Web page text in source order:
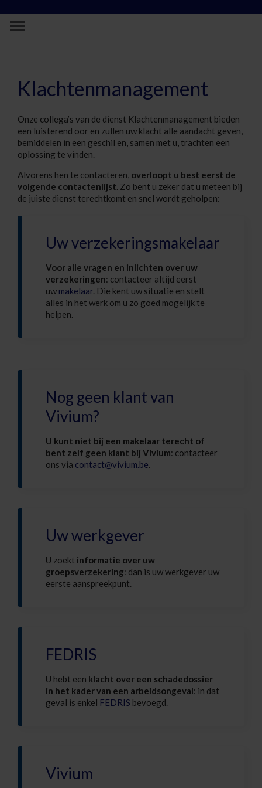
Klachtenmanagement - Vivium
Klachtenmanagement
Onze collega’s van de dienst Klachtenmanagement bieden
een luisterend oor en zullen uw klacht alle aandacht geven,
bemiddelen in een geschil en, samen met u, trachten een
oplossing te vinden.
Alvorens hen te contacteren, overloopt u best eerst de
volgende contactenlijst. Zo bent u zeker dat u meteen bij
de juiste dienst terechtkomt en snel wordt geholpen:
Uw verzekeringsmakelaar
Voor alle vragen en inlichten over uw
verzekeringen: contacteer altijd eerst
uw makelaar. Die kent uw situatie en stelt
alles in het werk om u zo goed mogelijk te
helpen.
Nog geen klant van
Vivium?
U kunt niet bij een makelaar terecht of
bent zelf geen klant bij Vivium: contacteer
ons via contact@vivium.be.
Uw werkgever
U zoekt informatie over uw
groepsverzekering: dan is uw werkgever uw
eerste aanspreekpunt.
FEDRIS
U hebt een klacht over een schadedossier
in het kader van een arbeidsongeval: in dat
geval is enkel FEDRIS bevoegd.
Vivium